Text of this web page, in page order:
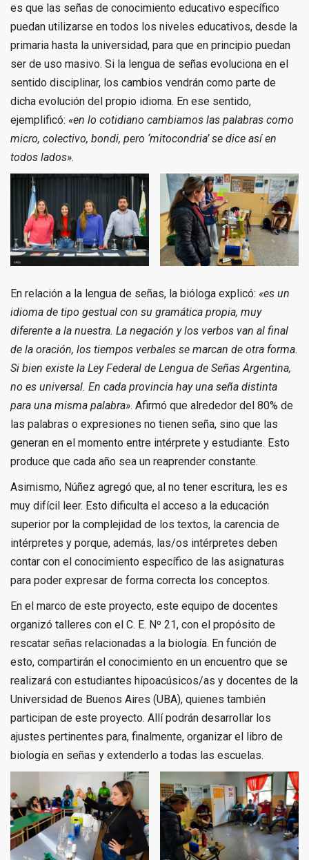
es que las señas de conocimiento educativo específico
puedan utilizarse en todos los niveles educativos, desde la
primaria hasta la universidad, para que en principio puedan
ser de uso masivo. Si la lengua de señas evoluciona en el
sentido disciplinar, los cambios vendrán como parte de
dicha evolución del propio idioma. En ese sentido,
ejemplificó: «en lo cotidiano cambiamos las palabras como
micro, colectivo, bondi, pero ‘mitocondria’ se dice así en
todos lados».
En relación a la lengua de señas, la bióloga explicó: «es un
idioma de tipo gestual con su gramática propia, muy
diferente a la nuestra. La negación y los verbos van al final
de la oración, los tiempos verbales se marcan de otra forma.
Si bien existe la Ley Federal de Lengua de Señas Argentina,
no es universal. En cada provincia hay una seña distinta
para una misma palabra». Afirmó que alrededor del 80% de
las palabras o expresiones no tienen seña, sino que las
generan en el momento entre intérprete y estudiante. Esto
produce que cada año sea un reaprender constante.
Asimismo, Núñez agregó que, al no tener escritura, les es
muy difícil leer. Esto dificulta el acceso a la educación
superior por la complejidad de los textos, la carencia de
intérpretes y porque, además, las/os intérpretes deben
contar con el conocimiento específico de las asignaturas
para poder expresar de forma correcta los conceptos.
En el marco de este proyecto, este equipo de docentes
organizó talleres con el C. E. Nº 21, con el propósito de
rescatar señas relacionadas a la biología. En función de
esto, compartirán el conocimiento en un encuentro que se
realizará con estudiantes hipoacúsicos/as y docentes de la
Universidad de Buenos Aires (UBA), quienes también
participan de este proyecto. Allí podrán desarrollar los
ajustes pertinentes para, finalmente, organizar el libro de
biología en señas y extenderlo a todas las escuelas.